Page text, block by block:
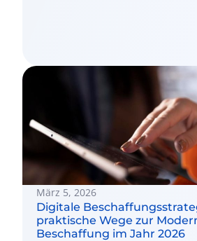
März 5, 2026
Digitale
praktische Wege zur
Beschaffung im Jahr 2026